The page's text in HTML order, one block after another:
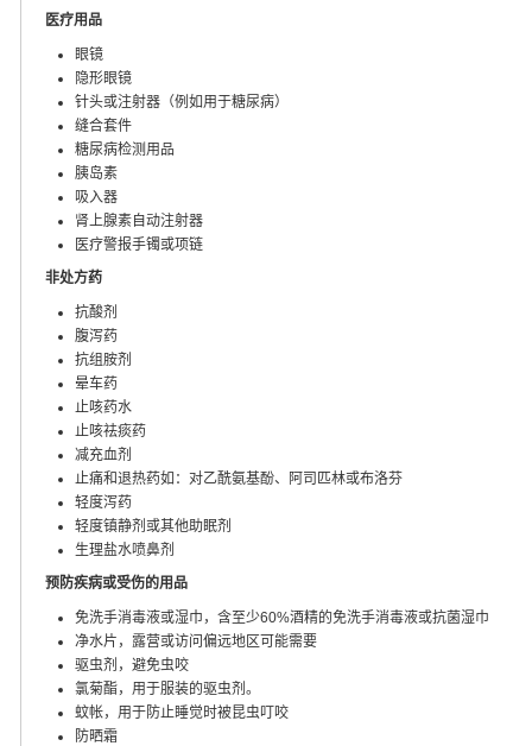
医疗用品
眼镜
隐形眼镜
针头或注射器（例如用于糖尿病）
缝合套件
糖尿病检测用品
胰岛素
吸入器
肾上腺素自动注射器
医疗警报手镯或项链
非处方药
抗酸剂
腹泻药
抗组胺剂
晕车药
止咳药水
止咳祛痰药
减充血剂
止痛和退热药如：对乙酰氨基酚、阿司匹林或布洛芬
轻度泻药
轻度镇静剂或其他助眠剂
生理盐水喷鼻剂
预防疾病或受伤的用品
免洗手消毒液或湿巾，含至少60%酒精的免洗手消毒液或抗菌湿巾
净水片，露营或访问偏远地区可能需要
驱虫剂，避免虫咬
氯菊酯，用于服装的驱虫剂。
蚊帐，用于防止睡觉时被昆虫叮咬
防晒霜